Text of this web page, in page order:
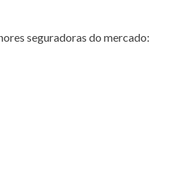
seguradoras do mercado: